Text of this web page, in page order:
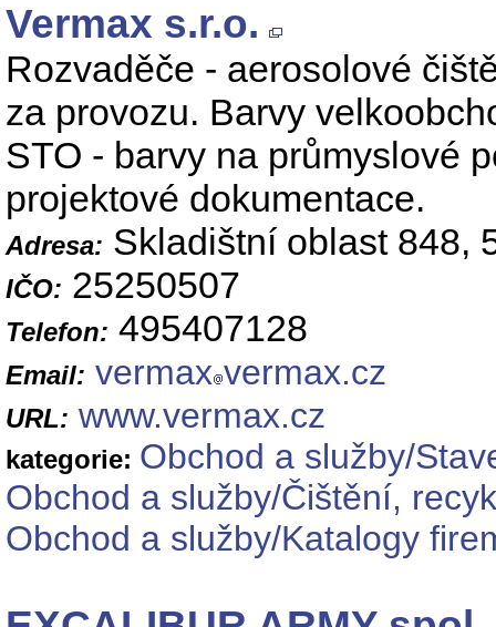
Vermax s.r.o.
Rozvaděče - aerosolové
za provozu. Barvy
STO - barvy na průmyslové
projektové dokumentace.
Adresa: Skladištní oblast 848,
IČO: 25250507
Telefon: 495407128
Email: vermax vermax.cz
URL: www.vermax.cz
kategorie: Obchod a služby/
Obchod a služby/Čištění,
Obchod a služby/Katalogy